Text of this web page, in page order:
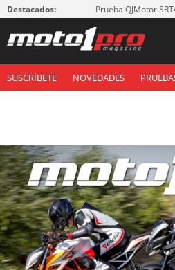
Destacados: Prueba QJMotor
SUSCRÍBETE NOVEDADES